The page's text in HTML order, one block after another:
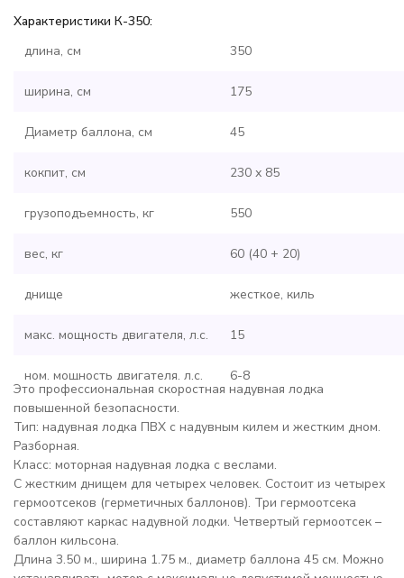
Характеристики К-350:
длина, см
350
ширина, см 175
Диаметр баллона, см 45
кокпит, см 230 х 85
грузоподъемность, кг 550
вес, кг 60 (40 + 20)
днище жесткое, киль
макс. мощность двигателя, л.с. 15
ном. мощность двигателя, л.с. 6-8
плотность ткани
(осн.ткань/вставка) г/м2
1080/1100
человеко мест
- Лодка надувная
- Слань днищевая/жесткое
- 2 Стрингера
Это профессиональная скоростная надувная лодка
повышенной безопасности.
Тип: надувная лодка ПВХ с надувным килем и жестким дном.
Разборная.
Класс: моторная надувная лодка с веслами.
С жестким днищем для четырех человек. Состоит из четырех
гермоотсеков (герметичных баллонов). Три гермоотсека
составляют каркас надувной лодки. Четвертый гермоотсек –
баллон кильсона.
Длина 3.50 м., ширина 1.75 м., диаметр баллона 45 см. Можно